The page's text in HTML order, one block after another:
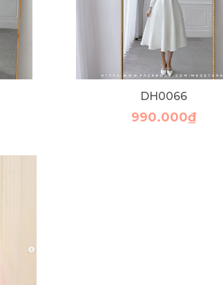
DH0066
990.000₫